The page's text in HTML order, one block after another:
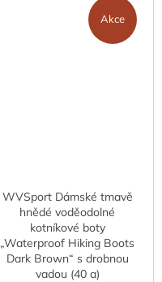
Akce
WVSport Dámské tmavě
hnědé voděodolné
kotníkové boty
„Waterproof Hiking Boots
Dark Brown“ s drobnou
vadou (40 a)